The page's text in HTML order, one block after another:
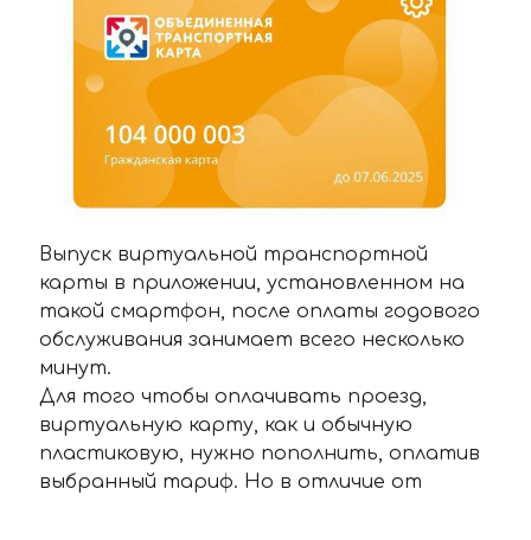
Выпуск виртуальной транспортной
карты в приложении, установленном на
такой смартфон, после оплаты годового
обслуживания занимает всего несколько
минут.
Для того чтобы оплачивать проезд,
виртуальную карту, как и обычную
пластиковую, нужно пополнить, оплатив
выбранный тариф. Но в отличие от